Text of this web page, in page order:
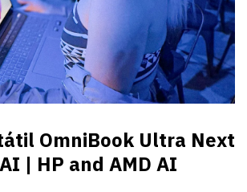
OmniBook Ultra ​Next
| HP and AMD AI